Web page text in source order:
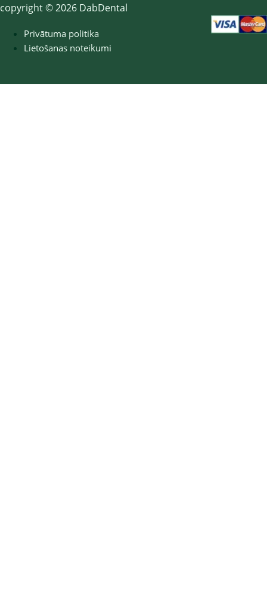
copyright © 2026 DabDental
Privātuma politika
Lietošanas noteikumi